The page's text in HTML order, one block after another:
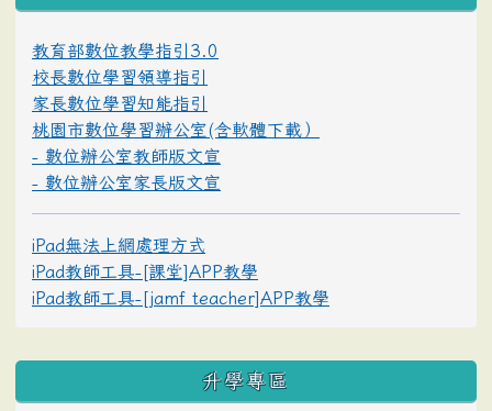
教育部數位教學指引3.0
校長數位學習領導指引
家長數位學習知能指引
桃園市數位學習辦公室(含軟體下載）
- 數位辦公室教師版文宣
- 數位辦公室家長版文宣
iPad無法上網處理方式
iPad教師工具-[課堂]APP教學
iPad教師工具-[jamf teacher]APP教學
升學專區